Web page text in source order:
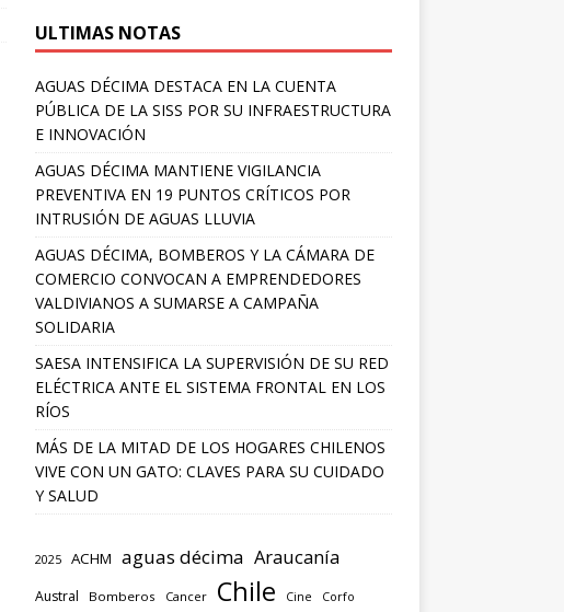
ULTIMAS NOTAS
AGUAS DÉCIMA DESTACA EN LA CUENTA
PÚBLICA DE LA SISS POR SU INFRAESTRUCTURA
E INNOVACIÓN
AGUAS DÉCIMA MANTIENE VIGILANCIA
PREVENTIVA EN 19 PUNTOS CRÍTICOS POR
INTRUSIÓN DE AGUAS LLUVIA
AGUAS DÉCIMA, BOMBEROS Y LA CÁMARA DE
COMERCIO CONVOCAN A EMPRENDEDORES
VALDIVIANOS A SUMARSE A CAMPAÑA
SOLIDARIA
SAESA INTENSIFICA LA SUPERVISIÓN DE SU RED
ELÉCTRICA ANTE EL SISTEMA FRONTAL EN LOS
RÍOS
MÁS DE LA MITAD DE LOS HOGARES CHILENOS
VIVE CON UN GATO: CLAVES PARA SU CUIDADO
Y SALUD
2025 ACHM aguas décima Araucanía
Austral Bomberos Cancer Chile Cine Corfo